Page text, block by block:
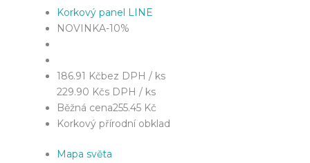
Korkový panel LINE
NOVINKA-10%
186.91 Kčbez DPH / ks
229.90 Kčs DPH / ks
Běžná cena255.45 Kč
Korkový přírodní obklad
Mapa světa